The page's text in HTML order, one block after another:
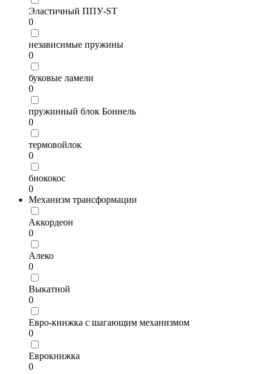
Эластичный ППУ-ST
0
независимые пружины
0
буковые ламели
0
пружинный блок Боннель
0
термовойлок
0
биококос
0
Механизм трансформации
Аккордеон
0
Алеко
0
Выкатной
0
Евро-книжка с шагающим механизмом
0
Еврокнижка
0